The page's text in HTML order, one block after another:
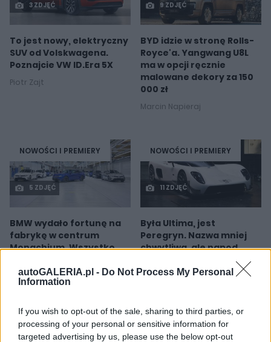
autoGALERIA.pl - Do Not Process My Personal
Information
If you wish to opt-out of the sale, sharing to third parties, or
processing of your personal or sensitive information for
targeted advertising by us, please use the below opt-out
3 ZDJĘĆ
To jest nowy, elektryczny
SUV od Volskwagena.
Poznajcie VW ID.Era 5X
Piotr Zajt
9 ZDJĘĆ
BYD idzie w stronę Rolls-
Royce'a. Yangwang U8L
ma w opcji ręcznie
malowane dekory za 150
000 zł
Marcin Napieraj
NOWOŚCI I PREMIERY
5 ZDJĘĆ
BMW wydało fortunę na
fabrykę w centrum
Monachium. Wszystko
Piotr Zajt
NOWOŚCI I PREMIERY
11 ZDJĘĆ
Była Ultima, jest
Peregryn. Nazwa mniej
chwytliwa, ale napęd
Marcin Napieraj